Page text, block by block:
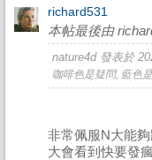
richard531
本帖最後由
nature4d 發表於
咖啡色是疑問, 藍色
非常佩服N大能
大會看到快要發瘋